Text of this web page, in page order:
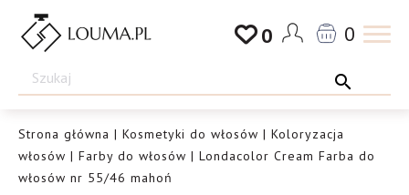
Przejdź
Drogeria
Louma.pl
0 0
Strona główna | Kosmetyki do włosów | Koloryzacja
włosów | Farby do włosów | Londacolor Cream Farba do
włosów nr 55/46 mahoń